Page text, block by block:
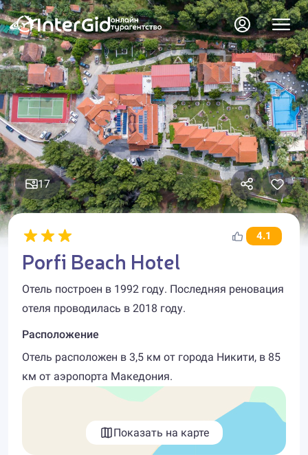
17
4.1
Porfi Beach Hotel
Отель построен в 1992 году. Последняя реновация
отеля проводилась в 2018 году.
Расположение
Отель расположен в 3,5 км от города Никити, в 85
км от аэропорта Македония.
Показать на карте